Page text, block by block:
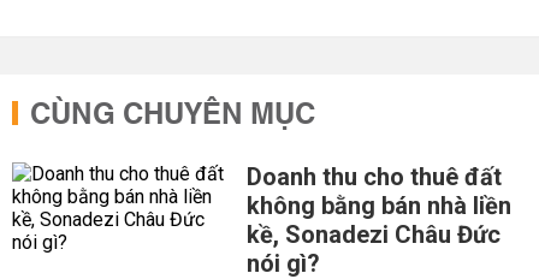
CÙNG CHUYÊN MỤC
Doanh thu cho thuê đất
không bằng bán nhà liền
kề, Sonadezi Châu Đức
nói gì?